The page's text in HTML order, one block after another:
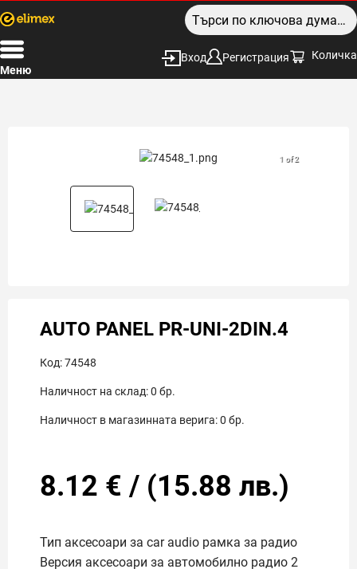
Меню
Вход Регистрация Количка
1 of 2
AUTO PANEL PR-UNI-2DIN.4
Код:74548
Наличност на склад:0 бр.
Наличност в магазинната верига:0 бр.
8.12 € / (15.88 лв.)
Тип аксесоари за car audio рамка за радио
Версия аксесоари за автомобилно радио 2